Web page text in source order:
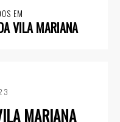
EM
VILA MARIANA
MARIANA